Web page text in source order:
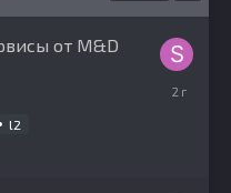
от M&D
l2
августа,